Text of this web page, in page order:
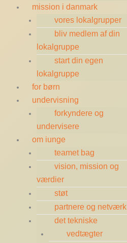
mission i danmark
vores lokalgrupper
bliv medlem af din
lokalgruppe
start din egen
lokalgruppe
for børn
undervisning
forkyndere og
undervisere
om iunge
teamet bag
vision, mission og
værdier
støt
partnere og netværk
det tekniske
vedtægter